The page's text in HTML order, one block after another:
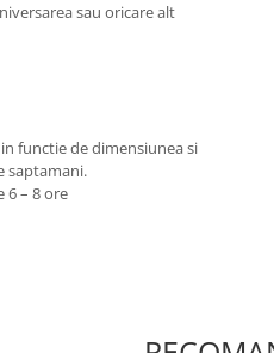
sau oricare alt
functie de dimensiunea si
saptamani.
6 – 8 ore